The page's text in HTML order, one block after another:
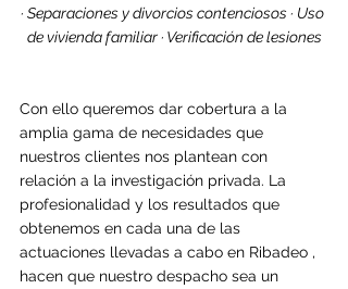
· Separaciones y divorcios contenciosos · Uso
de vivienda familiar · Verificación de lesiones
Con ello queremos dar cobertura a la
amplia gama de necesidades que
nuestros clientes nos plantean con
relación a la investigación privada. La
profesionalidad y los resultados que
obtenemos en cada una de las
actuaciones llevadas a cabo en Ribadeo ,
hacen que nuestro despacho sea un